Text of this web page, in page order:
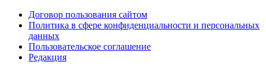
Договор пользования сайтом
Политика в сфере конфиденциальности и персональных
данных
Пользовательское соглашение
Редакция